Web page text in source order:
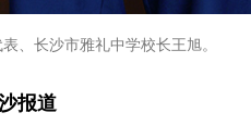
、长沙市雅礼中学校长王旭。
报道